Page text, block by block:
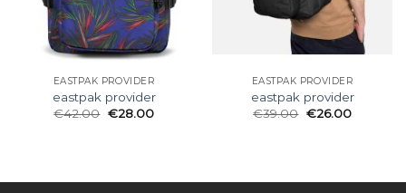
EASTPAK PROVIDER
eastpak provider
€42.00 €28.00
EASTPAK PROVIDER
eastpak provider
€39.00 €26.00